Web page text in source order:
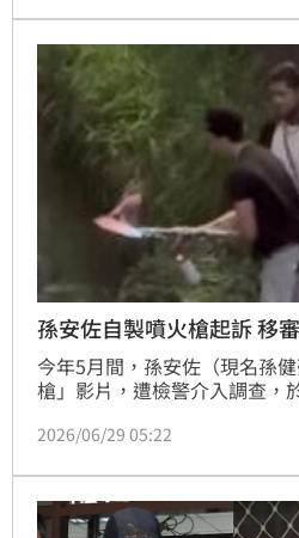
佐的父親孫鵬立刻現身北院，
提紙袋，應該是前來幫兒子交
孫安佐自製噴火槍起訴 移
今年5月間，孫安佐（現名孫
槍」影片，遭檢警介入調查，
向法院聲請羈押禁見獲准。今
今天下午4點，士林地院召開
結果出爐，法官裁定交保。
2026/06/29 05:22